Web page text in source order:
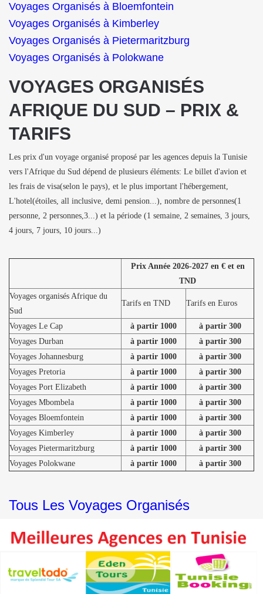
Voyages Organisés à Bloemfontein
Voyages Organisés à Kimberley
Voyages Organisés à Pietermaritzburg
Voyages Organisés à Polokwane
VOYAGES ORGANISÉS
AFRIQUE DU SUD – PRIX &
TARIFS
Les prix d'un voyage organisé proposé par les agences depuis la Tunisie
vers l'Afrique du Sud dépend de plusieurs éléments: Le billet d'avion et
les frais de visa(selon le pays), et le plus important l'hébergement,
L'hotel(étoiles, all inclusive, demi pension...), nombre de personnes(1
personne, 2 personnes,3...) et la période (1 semaine, 2 semaines, 3 jours,
4 jours, 7 jours, 10 jours...)
Prix Année 2026-2027 en € et en
TND
Voyages organisés Afrique du
Sud
Tarifs en TND Tarifs en Euros
Voyages Le Cap à partir 1000
à partir 300
Voyages Durban
à partir 1000
à partir 300
Voyages Johannesburg
à partir 1000
à partir 300
Voyages Pretoria
à partir 1000
à partir 300
Voyages Port Elizabeth
à partir 1000
à partir 300
Voyages Mbombela
à partir 1000
à partir 300
Voyages Bloemfontein
à partir 1000
à partir 300
Voyages Kimberley
à partir 1000
à partir 300
Voyages Pietermaritzburg
à partir 1000
à partir 300
Voyages Polokwane
à partir 1000 à partir 300
Tous Les Voyages Organisés